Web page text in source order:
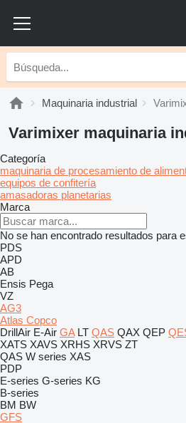
Maquinaria industrial
Varimixer maquinaria
Categoría
maquinaria de procesamiento de
equipos de confitería
amasadoras planetarias
Marca
No se han encontrado resultados para
PDS
APD
AB
Ensis Pega
VZ
AG3
Atlas Copco
DrillAir E-Air GA LT QAS QAX QEP
XATS XAVS XRHS XRVS ZT
QAS W series XAS
PDP
E-series G-series KG
B-series
BM BW
GFS